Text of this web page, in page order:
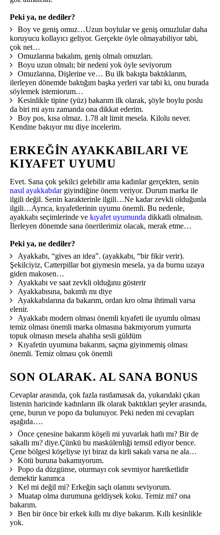
Peki ya, ne dediler?
Boy ve geniş omuz…Uzun boylular ve geniş omuzlular daha
koruyucu kollayıcı geliyor. Gerçekte öyle olmayabiliyor tabi,
çok net…
Omuzlarına bakalım, geniş olmalı omuzları.
Boyu uzun olmalı; bir nedeni yok öyle seviyorum
Omuzlarına, Dişlerine ve… Bu ilk bakışta baktıklarım,
ilerleyen dönemde baktığım başka yerleri var tabi ki, onu burada
söylemek istemiorum…
Kesinlikle tipine (yüz) bakarım ilk olarak, şöyle boylu poslu
da biri mi aynı zamanda ona dikkat ederim.
Boy pos, kısa olmaz. 1.78 alt limit mesela. Kilolu never.
Kendine bakıyor mu diye incelerim.
ERKEĞIN AYAKKABILARI VE
KIYAFET UYUMU
Evet. Sana çok şekilci gelebilir ama kadınlar gerçekten, senin
nasıl ayakkabılargiyindiğine önem veriyor. Durum marka ile
ilgili değil. Senin karakterinle ilgili…Ne kadar zevkli olduğunla
ilgili…Ayrıca, kıyafetlerinin uyumu önemli. Bu nedenle,
ayakkabı seçimlerinde ve kıyafet uyumunda dikkatli olmalısın.
İlerleyen dönemde sana önerilerimiz olacak, merak etme…
Peki ya, ne dediler?
Ayakkabı, “gives an idea”. (ayakkabı, “bir fikir verir).
Şekilciyiz, Catterpillar bot giymesin mesela, ya da burnu uzaya
giden makosen…
Ayakkabı ve saat zevkli olduğınu gösterir
Ayakkabısına, bakımlı mı diye
Ayakkabılarına da bakarım, ordan kro olma ihtimali varsa
elenir.
Ayakkabı modern olması önemli kıyafeti ile uyumlu olması
temiz olması önemli marka olmasına bakmıyorum yumurta
topuk olmasın mesela ahahha sesli güldüm
Kıyafetin uyumuna bakarım, saçma giyinmemiş olması
önemli. Temiz olması çok önemli
SON OLARAK. AL SANA BONUS
Cevaplar arasında, çok fazla rastlamasak da, yukarıdaki çıkan
listenin haricinde kadınların ilk olarak baktıkları şeyler arasında,
çene, burun ve popo da bulunuyor. Peki neden mi cevapları
aşağıda….
Önce çenesine bakarım köşeli mi yuvarlak hatlı mı? Bir de
sakallı mı? diye.Çünkü bu maskülenliği temsil ediyor bence.
Çene bölgesi köşeliyse iyi biraz da kirli sakalı varsa ne ala…
Kötü buruna bakamıyorum.
Popo da düzgünse, oturmayı cok sevmiyor haretketlidir
demektir kanımca
Kel mi değil mi? Erkeğin saçlı olanını seviyorum.
Muatap olma durumuna geldiysek koku. Temiz mi? ona
bakarım.
Ben bir önce bir erkek kıllı mı diye bakarım. Kıllı kesinlikle
yok.